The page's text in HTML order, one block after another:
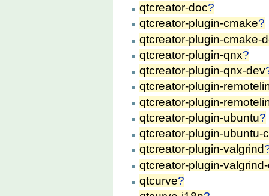
qtcreator-doc?
qtcreator-plugin-cmake?
qtcreator-plugin-cmake-
qtcreator-plugin-qnx?
qtcreator-plugin-qnx-dev
qtcreator-plugin-
qtcreator-plugin-
qtcreator-plugin-ubuntu?
qtcreator-plugin-ubuntu-
qtcreator-plugin-valgrind
qtcreator-plugin-
qtcurve?